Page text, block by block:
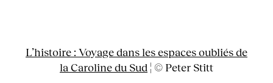
L’histoire : Voyage dans les espaces oubliés de
la Caroline du Sud ¦ © Peter Stitt